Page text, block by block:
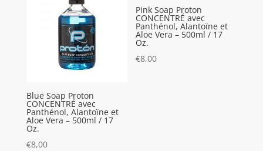
Blue Soap Proton
CONCENTRÉ avec
Panthénol, Alantoïne et
Aloe Vera – 500ml / 17
Oz.
€8,00
Pink Soap Proton
CONCENTRÉ avec
Panthénol, Alantoïne et
Aloe Vera – 500ml / 17
Oz.
€8,00